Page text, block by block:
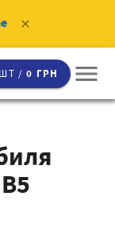
clear
/0 ГРН menu